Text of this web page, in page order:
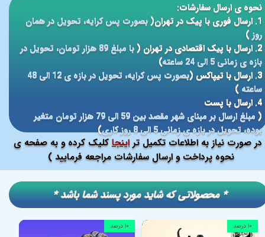
صورت نیاز به اطلاعات تکمیل تراینجا کلیک کرده و به صفحه ی
نحوه پرداخت و ارسال سفارشات مراجعه فرمایید )
نحوه ی ارسال سفارشات:
1. ارسال فوری با پیک در تهران(
بصورت پس کرایه، تحویل در همان
روز)
2. ارسال با پیک اقتصادی در تهران (
با مبلغ 89 هزار تومان، تحویل در
بازه ی زمانی 5 الی 24 ساعته
)
3. ارسال با تیپاکس (
بصورت پس کرایه، تحویل در بازه ی 12 الی 48
ساعته )
4. ارسال با پست
(
مبلغ ارسال بر مبنای شهر مقصد بین 59 الی 79 هزار تومان متغیر
بوده، تحویل در بازه ی زمانی 5 الی 8 روز کاری
)
۱۰ درصد ۱۰ درصد
​​* محصولاتی که شاید مورد پسند شما باشد *